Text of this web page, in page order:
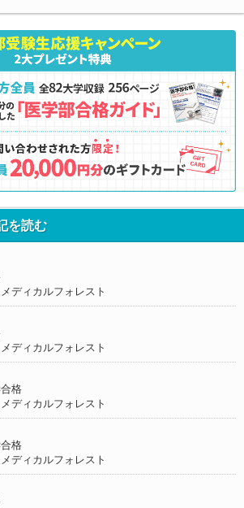
を読む
メディカルフォレスト
メディカルフォレスト
格
メディカルフォレスト
格
メディカルフォレスト